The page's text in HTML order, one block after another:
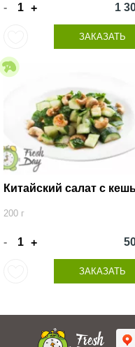
- + 1
ЗАКАЗАТЬ
Китайский салат с
200 г
- +
ЗАКАЗАТЬ